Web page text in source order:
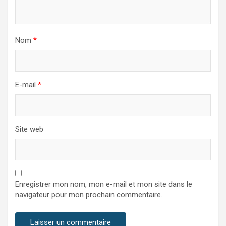
Nom *
E-mail *
Site web
Enregistrer mon nom, mon e-mail et mon site dans le
navigateur pour mon prochain commentaire.